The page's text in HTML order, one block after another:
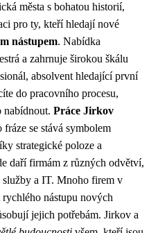
města s bohatou historií,
pro ty, kteří hledají nové
nástupem. Nabídka
a zahrnuje širokou škálu
absolvent hledající první
do pracovního procesu,
nabídnout. Práce Jirkov
fráze se stává symbolem
strategické poloze a
daří firmám z různých odvětví,
a IT. Mnoho firem v
nástupu nových
jejich potřebám. Jirkov a